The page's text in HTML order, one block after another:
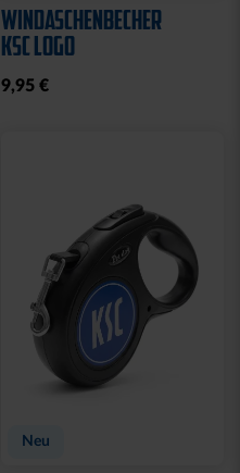
WINDASCHENBECHER
KSC LOGO
9,95 €
Neu